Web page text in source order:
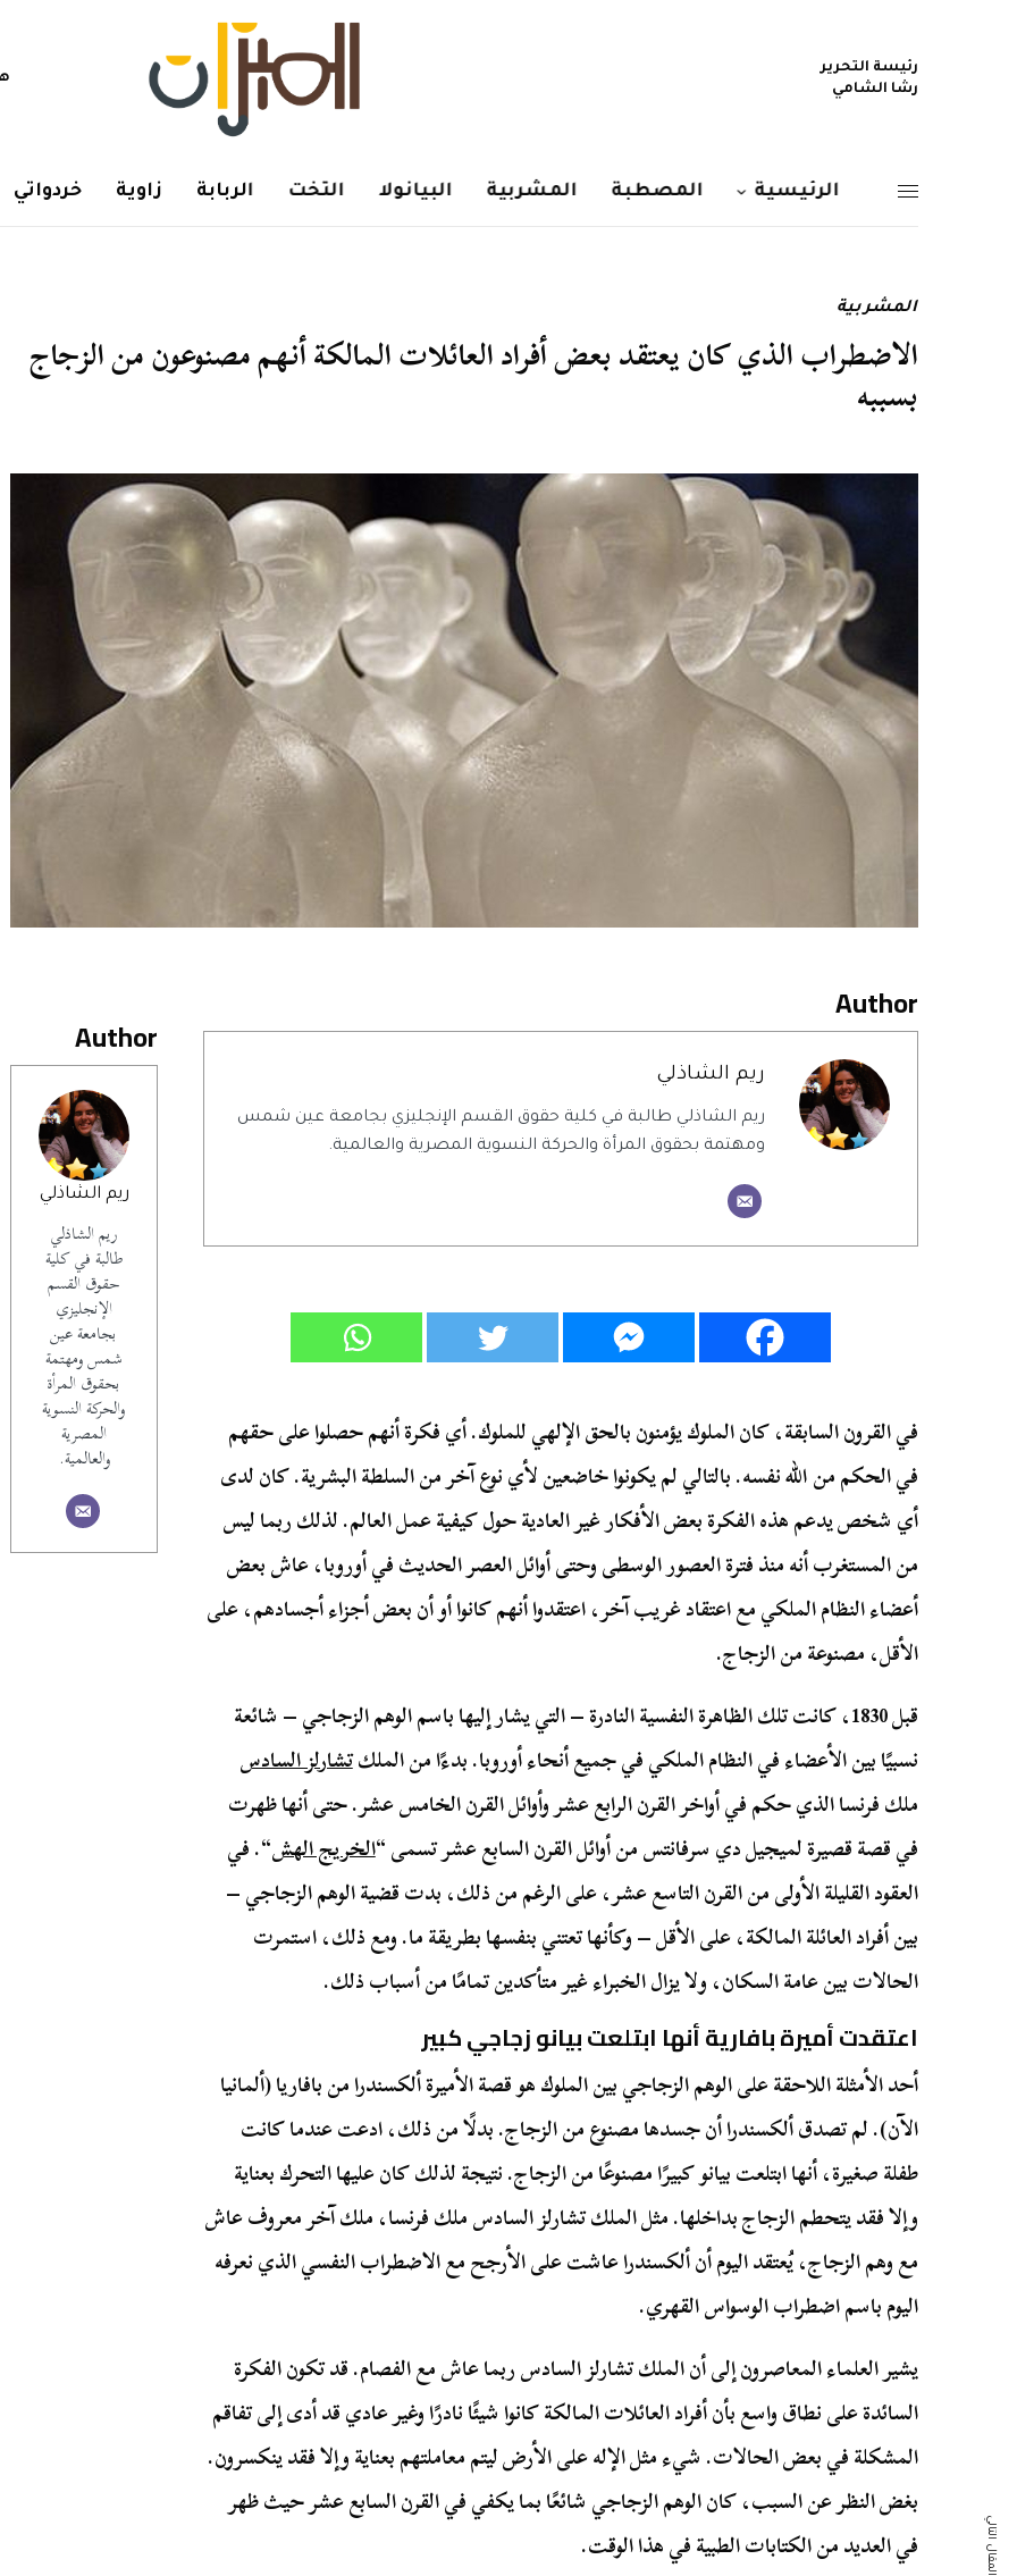
رئيسة التحرير
رشا الشامي
الرئيسية المصطبة المشربية البيانولا التخت الربابة زاوية خردواتي
المشربية
الاضطراب الذي كان يعتقد بعض أفراد العائلات المالكة أنهم مصنوعون من الزجاج
بسببه
Author
ريم الشاذلي
ريم الشاذلي
طالبة في كلية
حقوق القسم
الإنجليزي
بجامعة عين
شمس ومهتمة
بحقوق المرأة
والحركة النسوية
المصرية
والعالمية.
Author
ريم الشاذلي
ريم الشاذلي طالبة في كلية حقوق القسم الإنجليزي بجامعة عين شمس
ومهتمة بحقوق المرأة والحركة النسوية المصرية والعالمية.
في القرون السابقة، كان الملوك يؤمنون بالحق الإلهي للملوك. أي فكرة أنهم حصلوا على حقهم
في الحكم من الله نفسه. بالتالي لم يكونوا خاضعين لأي نوع آخر من السلطة البشرية. كان لدى
أي شخص يدعم هذه الفكرة بعض الأفكار غير العادية حول كيفية عمل العالم. لذلك ربما ليس
من المستغرب أنه منذ فترة العصور الوسطى وحتى أوائل العصر الحديث في أوروبا، عاش بعض
أعضاء النظام الملكي مع اعتقاد غريب آخر، اعتقدوا أنهم كانوا أو أن بعض أجزاء أجسادهم، على
الأقل، مصنوعة من الزجاج.
قبل 1830، كانت تلك الظاهرة النفسية النادرة – التي يشار إليها باسم الوهم الزجاجي – شائعة
نسبيًا بين الأعضاء في النظام الملكي في جميع أنحاء أوروبا. بدءًا من الملكتشارلز السادس
ملك فرنسا الذي حكم في أواخر القرن الرابع عشر وأوائل القرن الخامس عشر. حتى أنها ظهرت
في قصة قصيرة لميجيل دي سرفانتس من أوائل القرن السابع عشر تسمى “الخريج الهش“. في
العقود القليلة الأولى من القرن التاسع عشر، على الرغم من ذلك، بدت قضية الوهم الزجاجي –
بين أفراد العائلة المالكة، على الأقل – وكأنها تعتني بنفسها بطريقة ما. ومع ذلك، استمرت
الحالات بين عامة السكان، ولا يزال الخبراء غير متأكدين تمامًا من أسباب ذلك.
اعتقدت أميرة بافارية أنها ابتلعت بيانو زجاجي كبير
أحد الأمثلة اللاحقة على الوهم الزجاجي بين الملوك هو قصة الأميرة ألكسندرا من بافاريا (ألمانيا
الآن). لم تصدق ألكسندرا أن جسدها مصنوع من الزجاج. بدلًا من ذلك، ادعت عندما كانت
طفلة صغيرة، أنها ابتلعت بيانو كبيرًا مصنوعًا من الزجاج. نتيجة لذلك كان عليها التحرك بعناية
وإلا فقد يتحطم الزجاج بداخلها. مثل الملك تشارلز السادس ملك فرنسا، ملك آخر معروف عاش
مع وهم الزجاج، يُعتقد اليوم أن ألكسندرا عاشت على الأرجح مع الاضطراب النفسي الذي نعرفه
اليوم باسم اضطراب الوسواس القهري.
يشير العلماء المعاصرون إلى أن الملك تشارلز السادس ربما عاش مع الفصام. قد تكون الفكرة
السائدة على نطاق واسع بأن أفراد العائلات المالكة كانوا شيئًا نادرًا وغير عادي قد أدى إلى تفاقم
المشكلة في بعض الحالات. شيء مثل الإله على الأرض ليتم معاملتهم بعناية وإلا فقد ينكسرون.
بغض النظر عن السبب، كان الوهم الزجاجي شائعًا بما يكفي في القرن السابع عشر حيث ظهر
في العديد من الكتابات الطبية في هذا الوقت.
المقال التالي